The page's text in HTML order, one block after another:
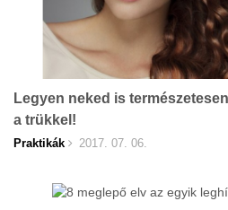
Legyen neked is
a trükkel!
Praktikák 2017. 07. 06.